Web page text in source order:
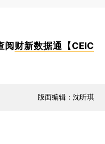
阅 财新数据通【CEIC
版面编辑：沈昕琪